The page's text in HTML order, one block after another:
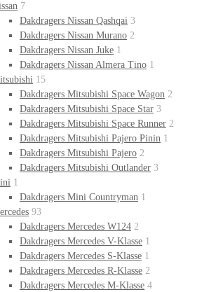
7
Dakdragers Nissan Qashqai 3
Dakdragers Nissan Murano 2
Dakdragers Nissan Juke 1
Dakdragers Nissan Almera Tino 1
15
Dakdragers Mitsubishi Space Wagon 2
Dakdragers Mitsubishi Space Star 3
Dakdragers Mitsubishi Space Runner 2
Dakdragers Mitsubishi Pajero Pinin 1
Dakdragers Mitsubishi Pajero 2
Dakdragers Mitsubishi Outlander 3
1
Dakdragers Mini Countryman 1
93
Dakdragers Mercedes W124 2
Dakdragers Mercedes V-Klasse 1
Dakdragers Mercedes S-Klasse 1
Dakdragers Mercedes R-Klasse 2
Dakdragers Mercedes M-Klasse 4